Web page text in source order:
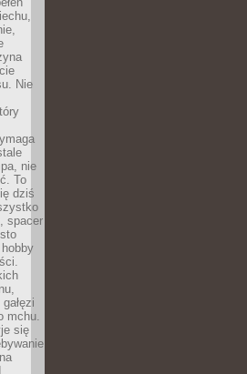
Nie
nie
To
dziś
spacer
mchu.
się